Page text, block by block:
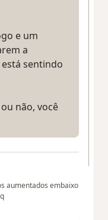
e um
a
sentindo
não, você
aumentados embaixo